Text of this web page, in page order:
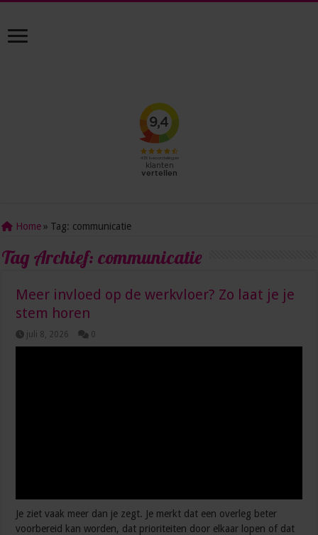
Home » Tag: communicatie
Tag Archief:communicatie
Meer invloed op de werkvloer? Zo laat je je
stem horen
juli 8, 2026 0
Je ziet vaak meer dan je zegt. Je merkt dat een overleg beter
voorbereid kan worden, dat prioriteiten door elkaar lopen of dat